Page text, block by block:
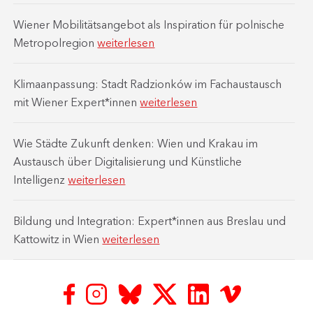
Bürgermeister
von
Wiener Mobilitätsangebot als Inspiration für polnische
Metropolregionweiterlesen
Klimaanpassung: Stadt Radzionków im Fachaustausch
mit Wiener Expert*innenweiterlesen
Wie Städte Zukunft denken: Wien und Krakau im
Austausch über Digitalisierung und Künstliche
Intelligenzweiterlesen
Bildung und Integration: Expert*innen aus Breslau und
Kattowitz in Wienweiterlesen